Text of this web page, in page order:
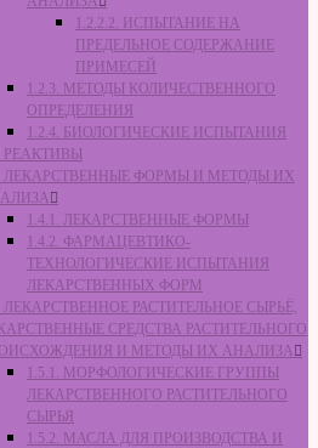
1.2.2.2. ИСПЫТАНИЕ НА
ПРЕДЕЛЬНОЕ СОДЕРЖАНИЕ
ПРИМЕСЕЙ
1.2.3. МЕТОДЫ КОЛИЧЕСТВЕННОГО
ОПРЕДЕЛЕНИЯ
1.2.4. БИОЛОГИЧЕСКИЕ ИСПЫТАНИЯ
РЕАКТИВЫ
ЛЕКАРСТВЕННЫЕ ФОРМЫ И МЕТОДЫ ИХ
1.4.1. ЛЕКАРСТВЕННЫЕ ФОРМЫ
1.4.2. ФАРМАЦЕВТИКО-
ТЕХНОЛОГИЧЕСКИЕ ИСПЫТАНИЯ
ЛЕКАРСТВЕННЫХ ФОРМ
ЛЕКАРСТВЕННОЕ РАСТИТЕЛЬНОЕ СЫРЬЁ,
СРЕДСТВА РАСТИТЕЛЬНОГО
И МЕТОДЫ ИХ АНАЛИЗА
1.5.1. МОРФОЛОГИЧЕСКИЕ ГРУППЫ
ЛЕКАРСТВЕННОГО РАСТИТЕЛЬНОГО
СЫРЬЯ
1.5.2. МАСЛА ДЛЯ ПРОИЗВОДСТВА И